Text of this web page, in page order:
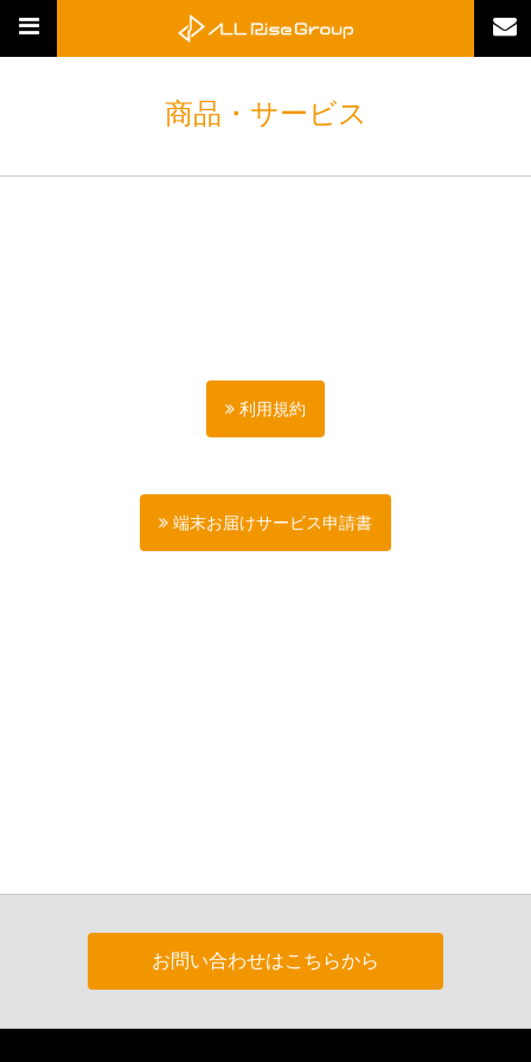
商品・サービス
利用規約
端末お届けサービス申請書
お問い合わせはこちらから